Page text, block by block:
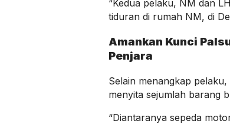
“Kedua pelaku, NM dan
tiduran di rumah NM, di
Amankan Kunci
Penjara
Selain menangkap
menyita sejumlah barang
“Diantaranya sepeda